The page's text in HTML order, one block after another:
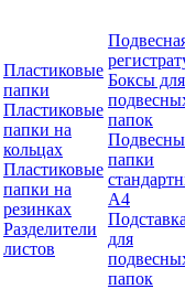
Пластиковые
папки
Пластиковые
папки на
кольцах
Пластиковые
папки на
резинках
Разделители
листов
Боксы для
папок
папки
А4
для
папок